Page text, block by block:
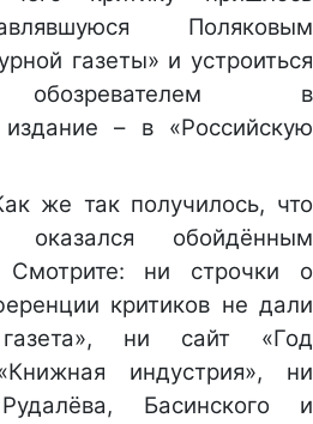
Поляковым
газеты» и устроиться
обозревателем в
издание – в «Российскую
же так получилось, что
оказался обойдённым
ни строчки о
критиков не дали
ни сайт «Год
индустрия», ни
Басинского и